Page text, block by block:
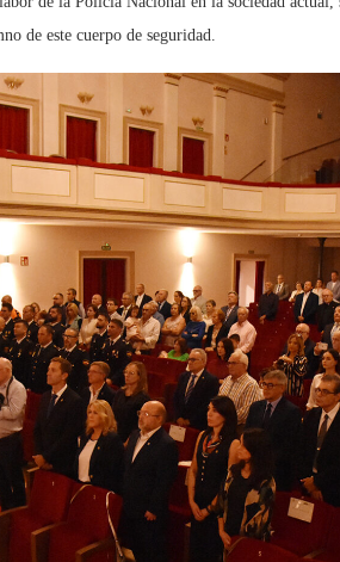
de este cuerpo de seguridad.